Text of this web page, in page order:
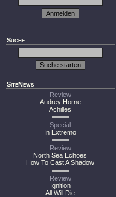
Suche
SiteNews
Review
Audrey Horne
Achilles
Special
In Extremo
Review
North Sea Echoes
How To Cast A Shadow
Review
Ignition
All Will Die